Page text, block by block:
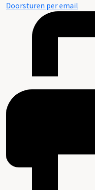
Doorsturen per email